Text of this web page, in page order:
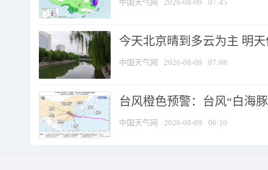
中国天气网 2026-08-09 07:45
今天北京晴到多云为主 明
中国天气网 2026-08-09 07:08
台风橙色预警：台风“白海
中国天气网 2026-08-09 06:10